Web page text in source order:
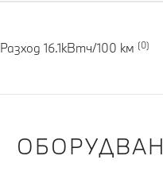
Разход 16.1кВтч/100 км